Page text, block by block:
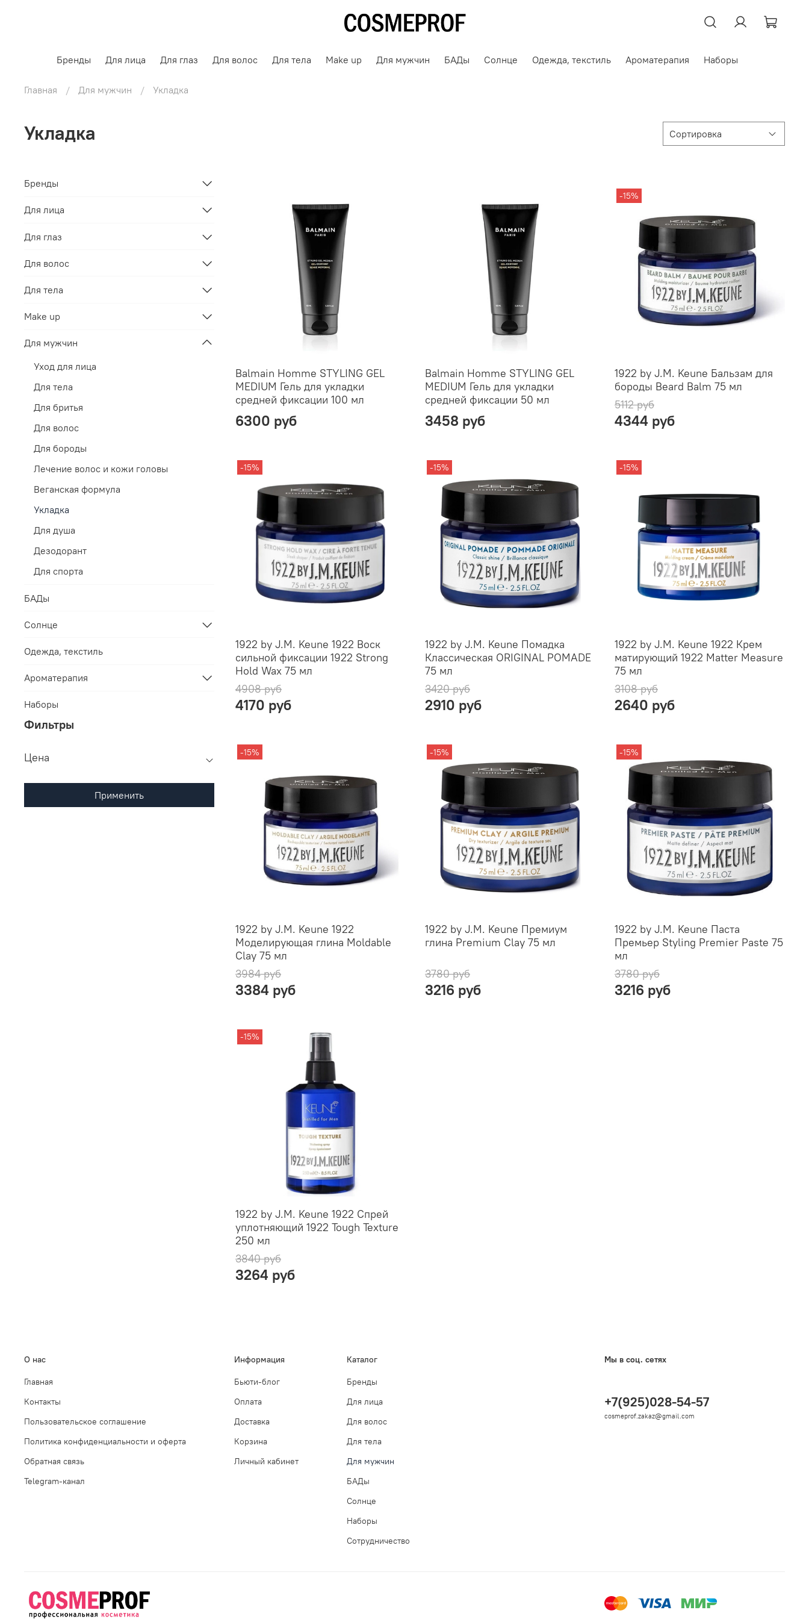
Бренды Для лица Для глаз Для волос Для тела Make up Для мужчин БАДы Солнце Одежда, текстиль Ароматерапия Наборы
Главная Для мужчин Укладка
Укладка
Balmain Homme STYLING GEL
MEDIUM Гель для укладки
средней фиксации 100 мл
6300 руб
Balmain Homme STYLING GEL
MEDIUM Гель для укладки
средней фиксации 50 мл
3458 руб
-15%
1922 by J.M. Keune Бальзам для
бороды Beard Balm 75 мл
5112 руб
4344 руб
-15%
1922 by J.M. Keune 1922 Воск
сильной фиксации 1922 Strong
Hold Wax 75 мл
4908 руб
4170 руб
-15%
1922 by J.M. Keune Помадка
Классическая ORIGINAL POMADE
75 мл
3420 руб
2910 руб
-15%
1922 by J.M. Keune 1922 Крем
матирующий 1922 Matter Measure
75 мл
3108 руб
2640 руб
-15%
1922 by J.M. Keune 1922
Моделирующая глина Moldable
Clay 75 мл
3984 руб
3384 руб
-15%
1922 by J.M. Keune Премиум
глина Premium Clay 75 мл
3780 руб
3216 руб
-15%
1922 by J.M. Keune Паста
Премьер Styling Premier Paste 75
мл
3780 руб
3216 руб
-15%
1922 by J.M. Keune 1922 Спрей
уплотняющий 1922 Tough Texture
250 мл
3840 руб
3264 руб
Бренды
Для лица
Для глаз
Для волос
Для тела
Make up
Для мужчин
Уход для лица
Для тела
Для бритья
Для волос
Для бороды
Лечение волос и кожи головы
Веганская формула
Укладка
Для душа
Дезодорант
Для спорта
БАДы
Солнце
Одежда, текстиль
Ароматерапия
Наборы
Фильтры
Цена
Применить
О нас
Главная
Контакты
Пользовательское соглашение
Политика конфиденциальности и оферта
Обратная связь
Telegram-канал
Информация
Бьюти-блог
Оплата
Доставка
Корзина
Личный кабинет
Каталог
Бренды
Для лица
Для волос
Для тела
Для мужчин
БАДы
Солнце
Наборы
Сотрудничество
Мы в соц. сетях
+7(925)028-54-57
cosmeprof.zakaz@gmail.com